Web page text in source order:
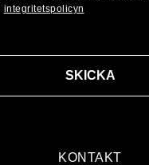
KONTAKT
SKICKA
integritetspolicyn